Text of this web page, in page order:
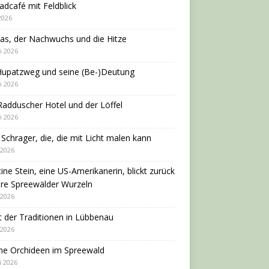
mit Feldblick
der Nachwuchs und die Hitze
2026
und seine (Be-)Deutung
2026
Hotel und der Löffel
2026
die, die mit Licht malen kann
Stein, eine US-Amerikanerin, blickt zurück
Spreewälder Wurzeln
der Traditionen in Lübbenau
Orchideen im Spreewald
2026